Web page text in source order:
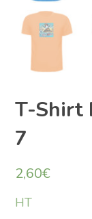
T-Shirt
7
2,60€
HT